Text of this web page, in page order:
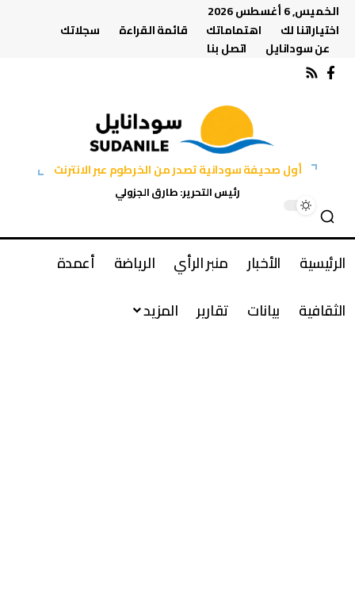
الخميس, 6 أغسطس 2026
اختياراتنا لك
اهتماماتك قائمة القراءة
سجلاتك
عن سودانايل
اتصل بنا
أول صحيفة سودانية تصدر من الخرطوم عبر الانترنت
رئيس التحرير: طارق الجزولي
الرئيسية الأخبار منبر الرأي الرياضة
أعمدة
الثقافية
بيانات تقارير المزيد